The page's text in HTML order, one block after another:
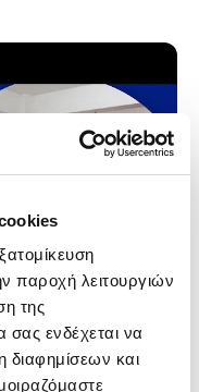
παροχή λειτουργιών
της
σας ενδέχεται να
διαφημίσεων και